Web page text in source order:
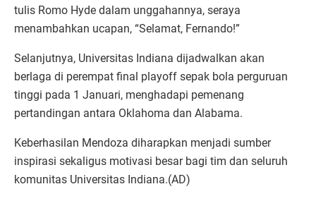
tulis Romo Hyde dalam unggahannya, seraya
menambahkan ucapan, “Selamat, Fernando!”
Selanjutnya, Universitas Indiana dijadwalkan akan
berlaga di perempat final playoff sepak bola perguruan
tinggi pada 1 Januari, menghadapi pemenang
pertandingan antara Oklahoma dan Alabama.
Keberhasilan Mendoza diharapkan menjadi sumber
inspirasi sekaligus motivasi besar bagi tim dan seluruh
komunitas Universitas Indiana.(AD)